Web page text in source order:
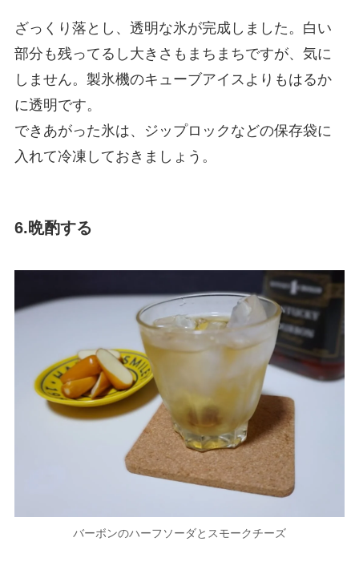
ざっくり落とし、透明な氷が完成しました。白い
部分も残ってるし大きさもまちまちですが、気に
しません。製氷機のキューブアイスよりもはるか
に透明です。
できあがった氷は、ジップロックなどの保存袋に
入れて冷凍しておきましょう。
6.晩酌する
バーボンのハーフソーダとスモークチーズ